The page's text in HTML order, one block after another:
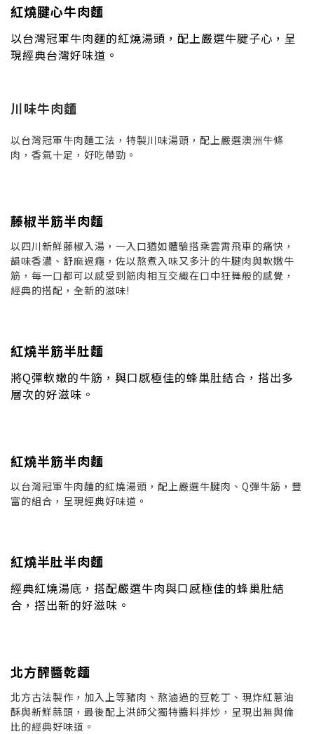
紅燒腱心牛肉麵
以台灣冠軍牛肉麵的紅燒湯頭，配上嚴選牛腱子心，呈
現經典台灣好味道。
川味牛肉麵
以台灣冠軍牛肉麵工法，特製川味湯頭，配上嚴選澳洲牛條
肉，香氣十足，好吃帶勁。
藤椒半筋半肉麵
以四川新鮮藤椒入湯，一入口猶如體驗搭乘雲霄飛車的痛快，
韻味香濃、舒麻過癮，佐以熬煮入味又多汁的牛腱肉與軟嫩牛
筋，每一口都可以感受到筋肉相互交織在口中狂舞般的感覺，
經典的搭配，全新的滋味!
紅燒半筋半肚麵
將Q彈軟嫩的牛筋，與口感極佳的蜂巢肚結合，搭出多
層次的好滋味。
紅燒半筋半肉麵
以台灣冠軍牛肉麵的紅燒湯頭，配上嚴選牛腱肉、Q彈牛筋，豐
富的組合，呈現經典好味道。
紅燒半肚半肉麵
經典紅燒湯底，搭配嚴選牛肉與口感極佳的蜂巢肚結
合，搭出新的好滋味。
北方醡醬乾麵
北方古法製作，加入上等豬肉、熬滷過的豆乾丁、現炸紅蔥油
酥與新鮮蒜頭，最後配上洪師父獨特醬料拌炒，呈現出無與倫
比的經典好味道。